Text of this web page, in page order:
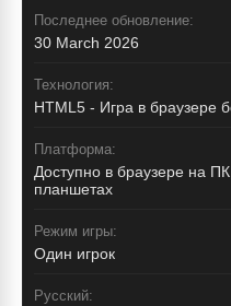
Последнее обновление:
30 March 2026
Технология:
HTML5 - Игра в браузере
Платформа:
Доступно в браузере на
планшетах
Режим игры:
Один игрок
Русский: